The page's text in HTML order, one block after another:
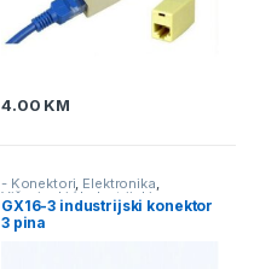
4.00 KM
- Konektori, Elektronika,
Višepinski / Industrijski
GX16-3 industrijski konektor
3 pina